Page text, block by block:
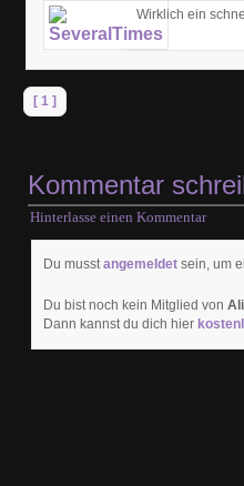
Wirklich ein
[ 1 ]
Kommentar
Hinterlasse einen Kommentar
Du musstangemeldet sein, um
Du bist noch kein Mitglied von
Dann kannst du dich hier